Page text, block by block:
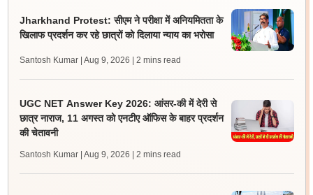
Jharkhand Protest: सीएम ने परीक्षा में अनियमितता के
खिलाफ प्रदर्शन कर रहे छात्रों को दिलाया न्याय का भरोसा
Santosh Kumar | Aug 9, 2026 | 2 mins read
UGC NET Answer Key 2026: आंसर-की में देरी से
छात्र नाराज, 11 अगस्त को एनटीए ऑफिस के बाहर प्रदर्शन
की चेतावनी
Santosh Kumar | Aug 9, 2026 | 2 mins read